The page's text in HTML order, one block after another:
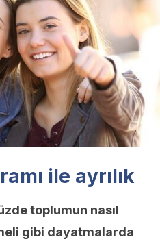
ile ayrılık
toplumun nasıl
gibi dayatmalarda